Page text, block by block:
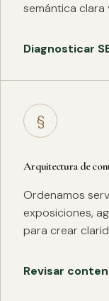
semántica clara
Diagnosticar
§
Arquitectura de
Ordenamos
exposiciones,
para crear
Revisar